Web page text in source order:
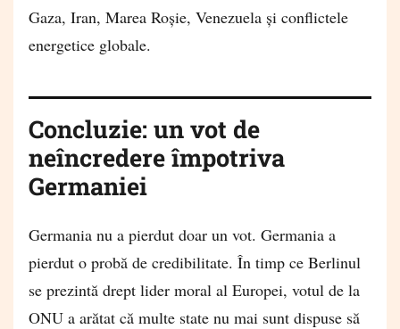
Gaza, Iran, Marea Roșie, Venezuela și conflictele
energetice globale.
Concluzie: un vot de
neîncredere împotriva
Germaniei
Germania nu a pierdut doar un vot. Germania a
pierdut o probă de credibilitate. În timp ce Berlinul
se prezintă drept lider moral al Europei, votul de la
ONU a arătat că multe state nu mai sunt dispuse să